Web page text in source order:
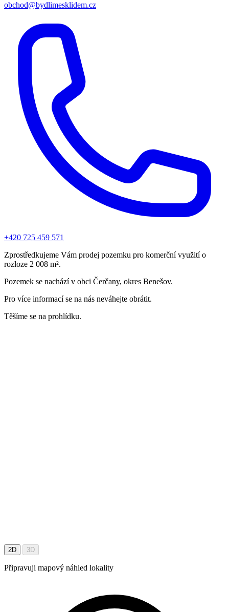
obchod@bydlimesklidem.cz
+420 725 459 571
Zprostředkujeme Vám prodej pozemku pro komerční využití o
rozloze 2 008 m².
Pozemek se nachází v obci Čerčany, okres Benešov.
Pro více informací se na nás neváhejte obrátit.
Těšíme se na prohlídku.
2D 3D
Připravuji mapový náhled lokality